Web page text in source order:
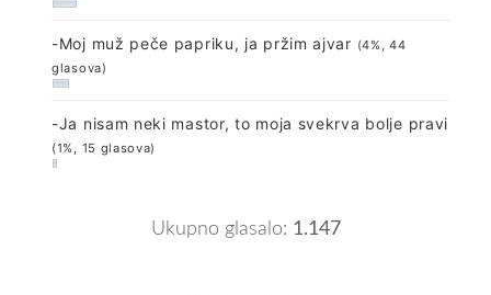
-Moj muž peče papriku, ja pržim ajvar (4%, 44
glasova)
-Ja nisam neki mastor, to moja svekrva bolje pravi
(1%, 15 glasova)
Ukupno glasalo: 1.147